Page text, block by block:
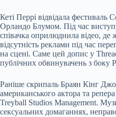
Кеті Перрі відвідала фестиваль
Орландо Блумом. Під час
співачка оприлюднила відео, де
відсутність реклами під час
на сцені. Саме цей допис у
публічних обвинувачень з боку
Раніше скрипаль Браян Кінг
американського актора та
Treyball Studios Management.
сексуальних домаганнях,